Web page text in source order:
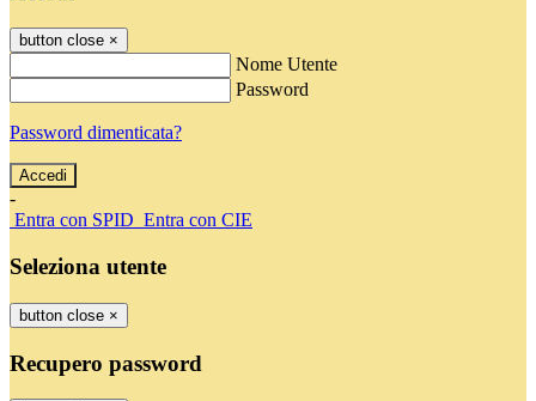
button close ×
Nome Utente
Password
Password dimenticata?
-
Entra con SPID Entra con CIE
Seleziona utente
button close ×
Recupero password